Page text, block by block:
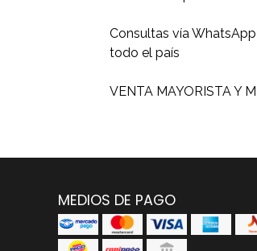
Consultas vía
todo el país
VENTA MAYORISTA Y
MEDIOS DE PAGO